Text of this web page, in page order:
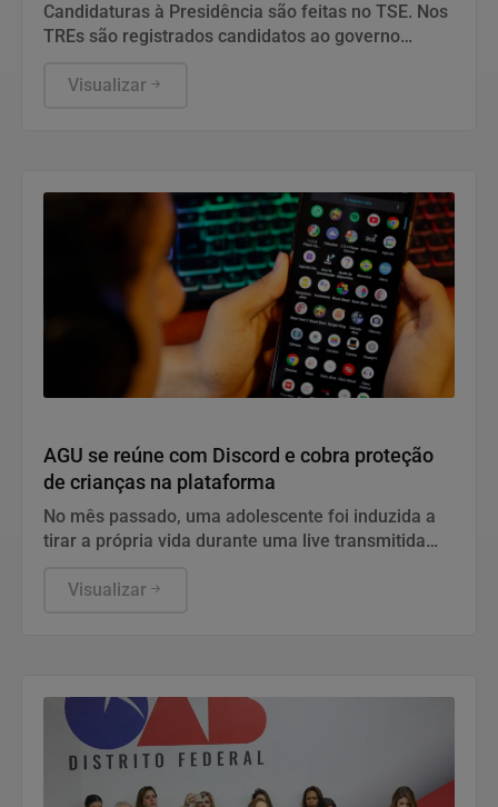
Candidaturas à Presidência são feitas no TSE. Nos
TREs são registrados candidatos ao governo
assembleias estaduais e distrital.
Visualizar
AGU se reúne com Discord e cobra proteção
de crianças na plataforma
No mês passado, uma adolescente foi induzida a
tirar a própria vida durante uma live transmitida
Visualizar